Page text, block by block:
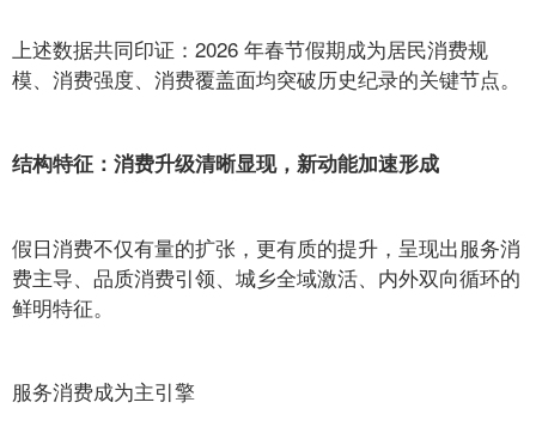
上述数据共同印证：2026 年春节假期成为居民消费规
模、消费强度、消费覆盖面均突破历史纪录的关键节点。
结构特征：消费升级清晰显现，新动能加速形成
假日消费不仅有量的扩张，更有质的提升，呈现出服务消
费主导、品质消费引领、城乡全域激活、内外双向循环的
鲜明特征。
服务消费成为主引擎